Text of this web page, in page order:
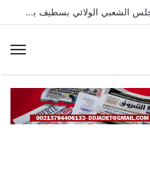
سفيان بوعنداس رئيسًا جديدًا للمجلس الشعبي الولائي بسطيف بالأغلبية